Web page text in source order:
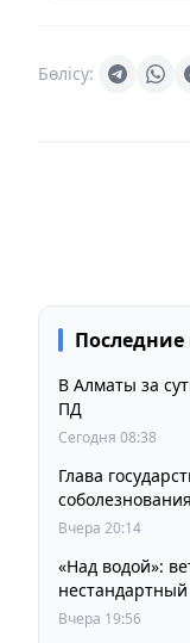
Бөлісу:
Последние
В Алматы за
ПД
Сегодня 08:38
Глава
кинорежиссера
Вчера 20:14
«Над водой»:
пробок и смога
Вчера 19:56